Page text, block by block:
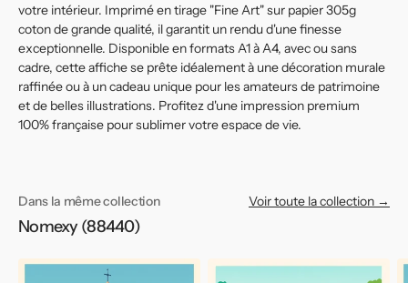
votre intérieur. Imprimé en tirage "Fine Art" sur papier 305g
coton de grande qualité, il garantit un rendu d'une finesse
exceptionnelle. Disponible en formats A1 à A4, avec ou sans
cadre, cette affiche se prête idéalement à une décoration murale
raffinée ou à un cadeau unique pour les amateurs de patrimoine
et de belles illustrations. Profitez d'une impression premium
100% française pour sublimer votre espace de vie.
Dans la même collection
Nomexy (88440)
Voir toute la collection →
Affiche
Affiche